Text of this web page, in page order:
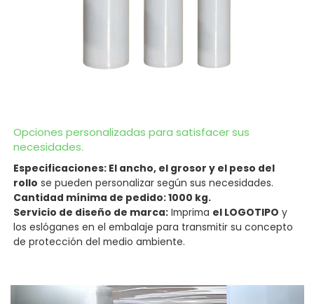
Opciones personalizadas para satisfacer sus
necesidades.
Especificaciones: El ancho, el grosor y el peso del
rollo se pueden personalizar según sus necesidades.
Cantidad mínima de pedido: 1000 kg.
Servicio de diseño de marca: Imprima el LOGOTIPO y
los eslóganes en el embalaje para transmitir su concepto
de protección del medio ambiente.